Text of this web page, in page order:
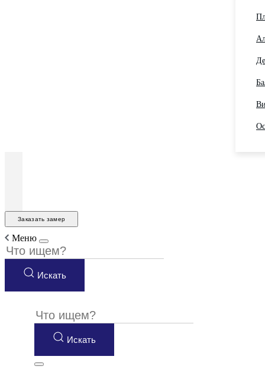
Заказать замер
Меню
Искать
Искать